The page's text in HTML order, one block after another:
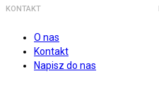
KONTAKT
O nas
Kontakt
Napisz do nas